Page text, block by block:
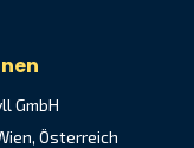
GmbH
Österreich